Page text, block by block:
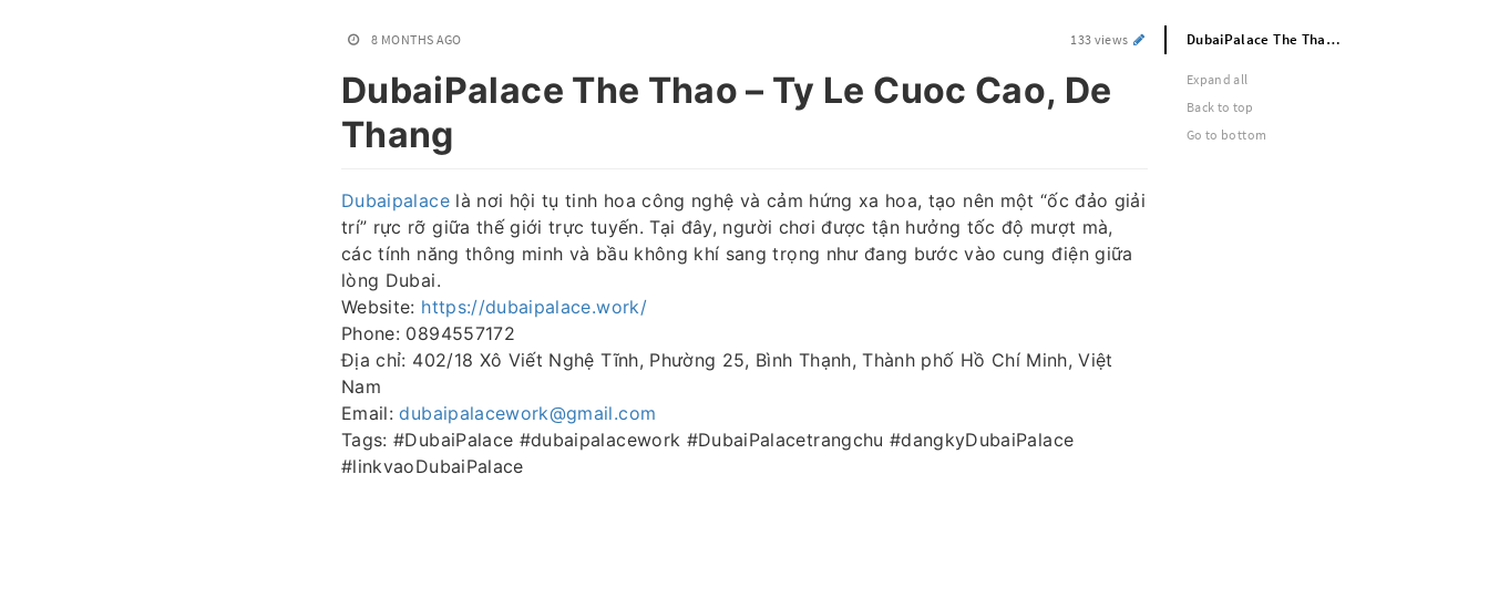
8 MONTHS AGO 133 views
DubaiPalace The Thao – Ty Le Cuoc Cao, De
Thang
Dubaipalacelà nơi hội tụ tinh hoa công nghệ và cảm hứng xa hoa, tạo nên một “ốc đảo giải
trí” rực rỡ giữa thế giới trực tuyến. Tại đây, người chơi được tận hưởng tốc độ mượt mà,
các tính năng thông minh và bầu không khí sang trọng như đang bước vào cung điện giữa
lòng Dubai.
Website: https://dubaipalace.work/
Phone: 0894557172
Địa chỉ: 402/18 Xô Viết Nghệ Tĩnh, Phường 25, Bình Thạnh, Thành phố Hồ Chí Minh, Việt
Nam
Email:dubaipalacework@gmail.com
Tags: #DubaiPalace #dubaipalacework #DubaiPalacetrangchu #dangkyDubaiPalace
#linkvaoDubaiPalace
DubaiPalace The Thao – Ty Le Cuoc Cao, De Thang
Expand all
Back to top
Go to bottom